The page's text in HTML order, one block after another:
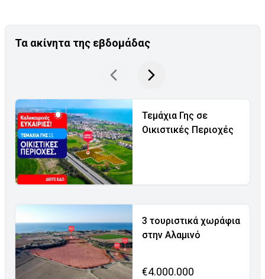
Τα ακίνητα της εβδομάδας
Τεμάχια Γης σε
Οικιστικές Περιοχές
3 τουριστικά χωράφια
στην Αλαμινό
€4.000.000